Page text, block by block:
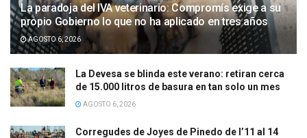
La paradoja del IVA veterinario: Compromís exige a su
propio Gobierno lo que no ha aplicado en tres años
AGOSTO 6, 2026
La Devesa se blinda este verano: retiran cerca
de 15.000 litros de basura en tan solo un mes
AGOSTO 6, 2026
Corregudes de Joyes de Pinedo de l’11 al 14